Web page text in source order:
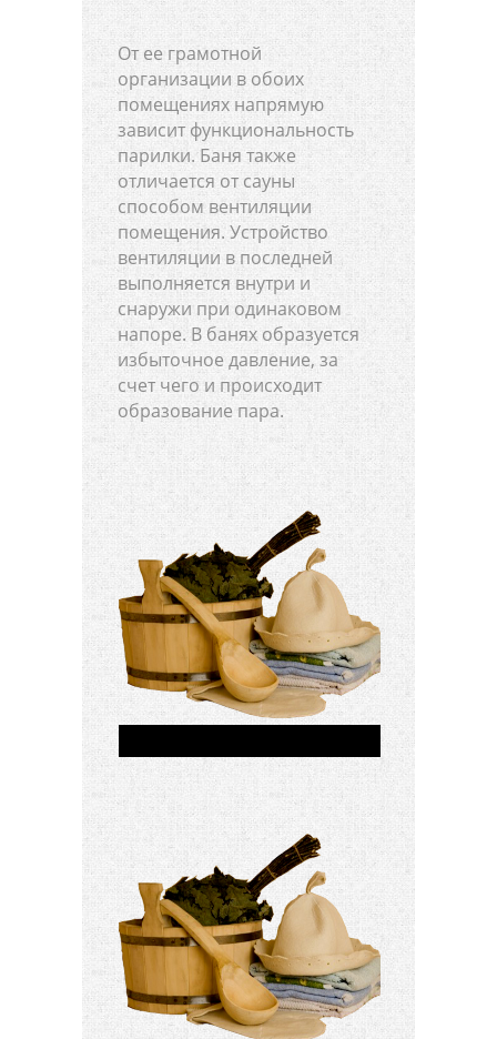
От ее грамотной
организации в обоих
помещениях напрямую
зависит функциональность
парилки. Баня также
отличается от сауны
способом вентиляции
помещения. Устройство
вентиляции в последней
выполняется внутри и
снаружи при одинаковом
напоре. В банях образуется
избыточное давление, за
счет чего и происходит
образование пара.